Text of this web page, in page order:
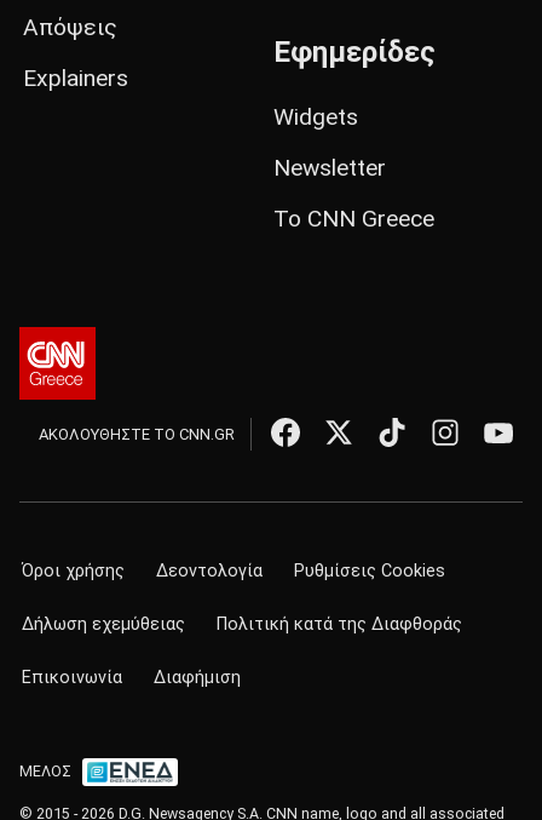
Απόψεις
Explainers
Εφημερίδες
Widgets
Newsletter
Το CNN Greece
ΑΚΟΛΟΥΘΗΣΤΕ ΤΟ CNN.GR
Όροι χρήσης Δεοντολογία Ρυθμίσεις Cookies
Δήλωση εχεμύθειας Πολιτική κατά της Διαφθοράς
Επικοινωνία Διαφήμιση
ΜΕΛΟΣ
© 2015 - 2026 D.G. Newsagency S.A. CNN name, logo and all associated